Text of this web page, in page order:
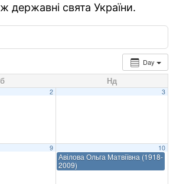
державні свята України.
Day
Нд
2 3
9 10
Авілова Ольга Матвіївна (1918-
2009)